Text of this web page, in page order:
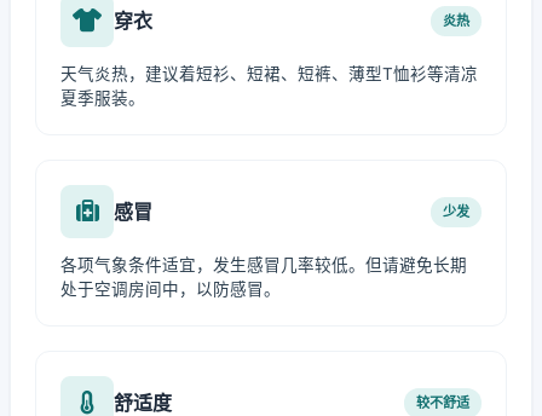
穿衣 炎热
天气炎热，建议着短衫、短裙、短裤、薄型T恤衫等清凉
夏季服装。
感冒 少发
各项气象条件适宜，发生感冒几率较低。但请避免长期
处于空调房间中，以防感冒。
舒适度 较不舒适